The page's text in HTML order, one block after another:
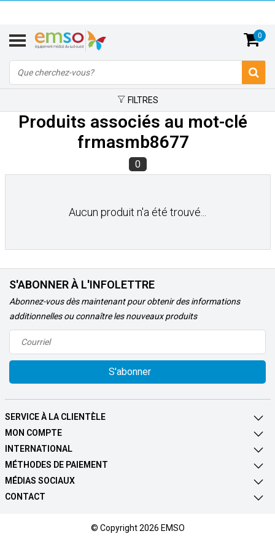
0
FILTRES
Produits associés au mot-clé
frmasmb8677
0
Aucun produit n'a été trouvé...
S'ABONNER À L'INFOLETTRE
Abonnez-vous dès maintenant pour obtenir des informations
additionnelles ou connaître les nouveaux produits
S'abonner
SERVICE À LA CLIENTÈLE
MON COMPTE
INTERNATIONAL
MÉTHODES DE PAIEMENT
MÉDIAS SOCIAUX
CONTACT
© Copyright 2026 EMSO